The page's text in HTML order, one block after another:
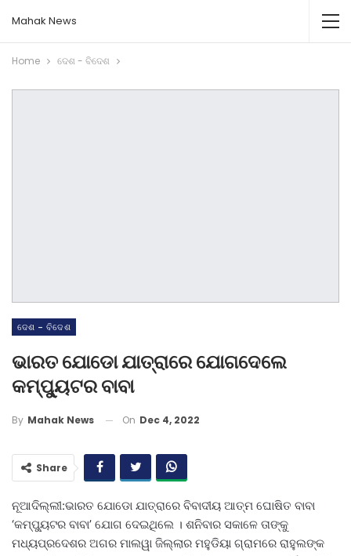
Mahak News
Home ଦେଶ - ବିଦେଶ
ଦେଶ - ବିଦେଶ
ଭାରତ ଯୋଡୋ ଯାତ୍ରାରେ ଯୋଗଦେଲେ
କମ୍ପ୍ୟୁଟର ବାବା
By Mahak News On Dec 4, 2022
Share
ନୂଆଦିଲ୍ଲୀ:ଭାରତ ଯୋଡୋ ଯାତ୍ରାରେ ବିବାଦୀୟ ଆତ୍ମ ଘୋଷିତ ବାବା
‘କମ୍ପ୍ୟୁଟର ବାବା’ ଯୋଗ ଦେଇଥିଲେ । ଶନିବାର ସକାଳେ ତାଙ୍କୁ
ମଧ୍ୟପ୍ରଦେଶର ଅଗର ମାଲୱା ଜିଲ୍ଲାର ମହୁଡିୟା ଗ୍ରାମରେ ରାହୁଲଙ୍କ